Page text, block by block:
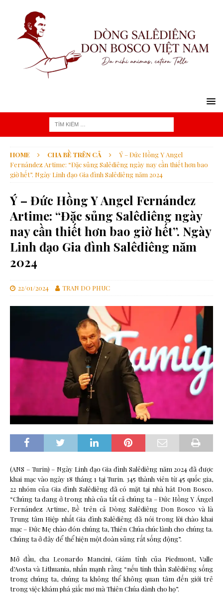
HOME CHA BỀ TRÊN CẢ
Ý – Đức Hồng Y Angel
Fernández Artime: “Đặc sủng Salêdiêng ngày nay cần thiết hơn bao
giờ hết”. Ngày Linh đạo Gia đình Salêdiêng năm 2024
Ý – Đức Hồng Y Angel Fernández
Artime: “Đặc sủng Salêdiêng ngày
nay cần thiết hơn bao giờ hết”. Ngày
Linh đạo Gia đình Salêdiêng năm
2024
22/01/2024 TRAN DO PHUC
(ANS – Turin) – Ngày Linh đạo Gia đình Salêdiêng năm 2024 đã được
khai mạc vào ngày 18 tháng 1 tại Turin. 345 thành viên từ 45 quốc gia,
22 nhóm của Gia đình Salêdiêng đã có mặt tại nhà hát Don Bosco.
“Chúng ta đang ở trong nhà của tất cả chúng ta – Đức Hồng Y Ángel
Fernández Artime, Bề trên cả Dòng Salêdiêng Don Bosco và là
Trung tâm Hiệp nhất Gia đình Salêdiêng đã nói trong lời chào khai
mạc – Đức Mẹ chào đón chúng ta, Thiên Chúa chúc lành cho chúng ta.
Chúng ta ở đây để thể hiện một đoàn sủng rất sống động”.
Mở đầu, cha Leonardo Mancini, Giám tỉnh của Piedmont, Valle
d’Aosta và Lithuania, nhấn mạnh rằng “nếu tinh thần Salêdiêng sống
trong chúng ta, chúng ta không thể không quan tâm đến giới trẻ
trong việc khám phá giấc mơ mà Thiên Chúa dành cho họ”.